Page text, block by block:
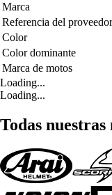
Marca
Referencia del proveedor
Color
Color dominante
Marca de motos
Loading...
Loading...
Todas nuestras